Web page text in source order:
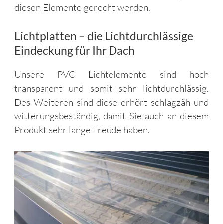
diesen Elemente gerecht werden.
Lichtplatten – die Lichtdurchlässige
Eindeckung für Ihr Dach
Unsere PVC Lichtelemente sind hoch
transparent und somit sehr lichtdurchlässig.
Des Weiteren sind diese erhört schlagzäh und
witterungsbeständig, damit Sie auch an diesem
Produkt sehr lange Freude haben.